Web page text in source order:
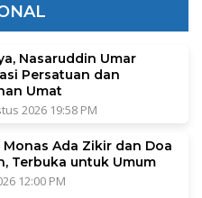
Nasaruddin Umar
Persatuan dan
Umat
2026 19:58 PM
Monas Ada Zikir dan Doa
Terbuka untuk Umum
12:00 PM